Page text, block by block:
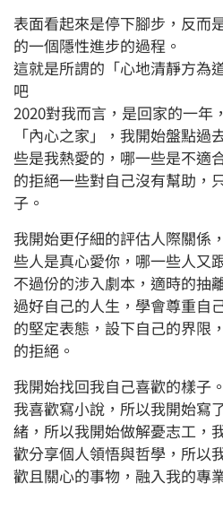
表面看起來是停下腳步，反而
的一個隱性進步的過程。
這就是所謂的「心地清靜方為
吧
2020對我而言，是回家的一年
「內心之家」，我開始盤點
些是我熱愛的，哪一些是不適
的拒絕一些對自己沒有幫助，
子。
我開始更仔細的評估人際關係
些人是真心愛你，哪一些人又
不過份的涉入劇本，適時的抽
過好自己的人生，學會尊重自
的堅定表態，設下自己的界限
的拒絕。
我開始找回我自己喜歡的樣子。
我喜歡寫小說，所以我開始寫
緒，所以我開始做解憂志工，
歡分享個人領悟與哲學，所以
歡且關心的事物，融入我的專